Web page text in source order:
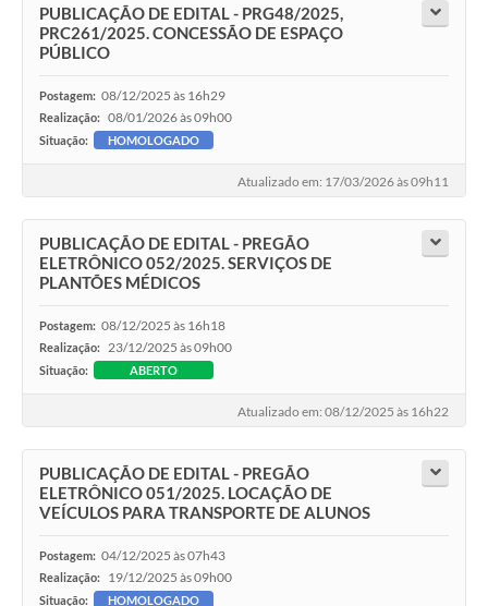
PUBLICAÇÃO DE EDITAL - PRG48/2025,
PRC261/2025. CONCESSÃO DE ESPAÇO
PÚBLICO
Postagem: 08/12/2025 às 16h29
Realização: 08/01/2026 às 09h00
Situação: HOMOLOGADO
Atualizado em: 17/03/2026 às 09h11
PUBLICAÇÃO DE EDITAL - PREGÃO
ELETRÔNICO 052/2025. SERVIÇOS DE
PLANTÕES MÉDICOS
Postagem: 08/12/2025 às 16h18
Realização: 23/12/2025 às 09h00
Situação: ABERTO
Atualizado em: 08/12/2025 às 16h22
PUBLICAÇÃO DE EDITAL - PREGÃO
ELETRÔNICO 051/2025. LOCAÇÃO DE
VEÍCULOS PARA TRANSPORTE DE ALUNOS
Postagem: 04/12/2025 às 07h43
Realização: 19/12/2025 às 09h00
Situação: HOMOLOGADO